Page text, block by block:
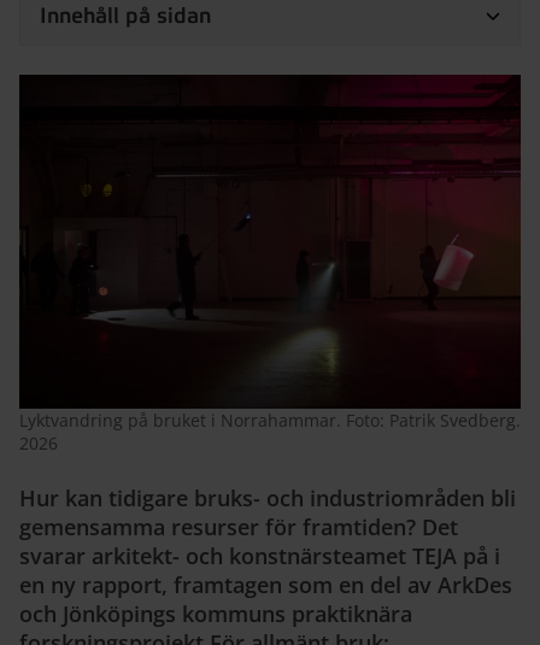
Innehåll på sidan
Lyktvandring på bruket i Norrahammar. Foto: Patrik Svedberg.
2026
Hur kan tidigare bruks- och industriområden bli
gemensamma resurser för framtiden? Det
svarar arkitekt- och konstnärsteamet TEJA på i
en ny rapport, framtagen som en del av ArkDes
och Jönköpings kommuns praktiknära